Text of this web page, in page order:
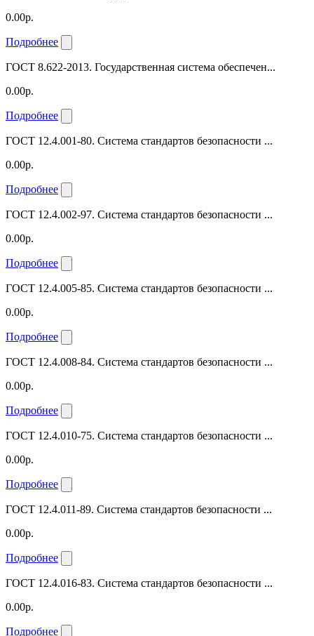
0.00р.
Подробнее
ГОСТ 8.622-2013. Государственная система обеспечен...
0.00р.
Подробнее
ГОСТ 12.4.001-80. Система стандартов безопасности ...
0.00р.
Подробнее
ГОСТ 12.4.002-97. Система стандартов безопасности ...
0.00р.
Подробнее
ГОСТ 12.4.005-85. Система стандартов безопасности ...
0.00р.
Подробнее
ГОСТ 12.4.008-84. Система стандартов безопасности ...
0.00р.
Подробнее
ГОСТ 12.4.010-75. Система стандартов безопасности ...
0.00р.
Подробнее
ГОСТ 12.4.011-89. Система стандартов безопасности ...
0.00р.
Подробнее
ГОСТ 12.4.016-83. Система стандартов безопасности ...
0.00р.
Подробнее